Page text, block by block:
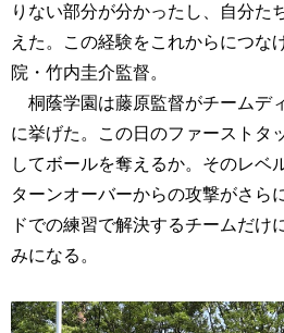
りない部分が分かったし、自分た
えた。この経験をこれからにつな
院・竹内圭介監督。
桐蔭学園は藤原監督がチームデ
に挙げた。この日のファーストタ
してボールを奪えるか。そのレベ
ターンオーバーからの攻撃がさら
ドでの練習で解決するチームだけ
みになる。